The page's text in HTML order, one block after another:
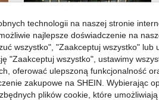
4 szt. luksusowy elegancki delikatny błyszczący zestaw bransoletek i bransoletki z białą koniczyną dla kobiet, prezent XunSpirit
1 szt. casualowa bransoletka na pieniądze z kwadratowych koralików z jadeitu wschodniego, przyciągająca bogactwo, obfitość i pomyślność, ręcznie robiona biżuteria z naturalnego kamienia, przyjazna dla skóry, odpowiednia do codziennego noszenia
#6 Bestsellery w Zielony Bransoletki damskie z koralików
technologii na naszej stronie
najlepsze doświadczenie na
wszystko", "Zaakceptuj wszystko" lub
"Zaakceptuj wszystko", ustawimy
oferować ulepszoną funkcjonalność
zakupowe na SHEIN. Wybierając
plików cookie, które